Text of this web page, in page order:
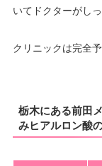
いてドクターがし
クリニックは完全
栃木にある前田
みヒアルロン酸